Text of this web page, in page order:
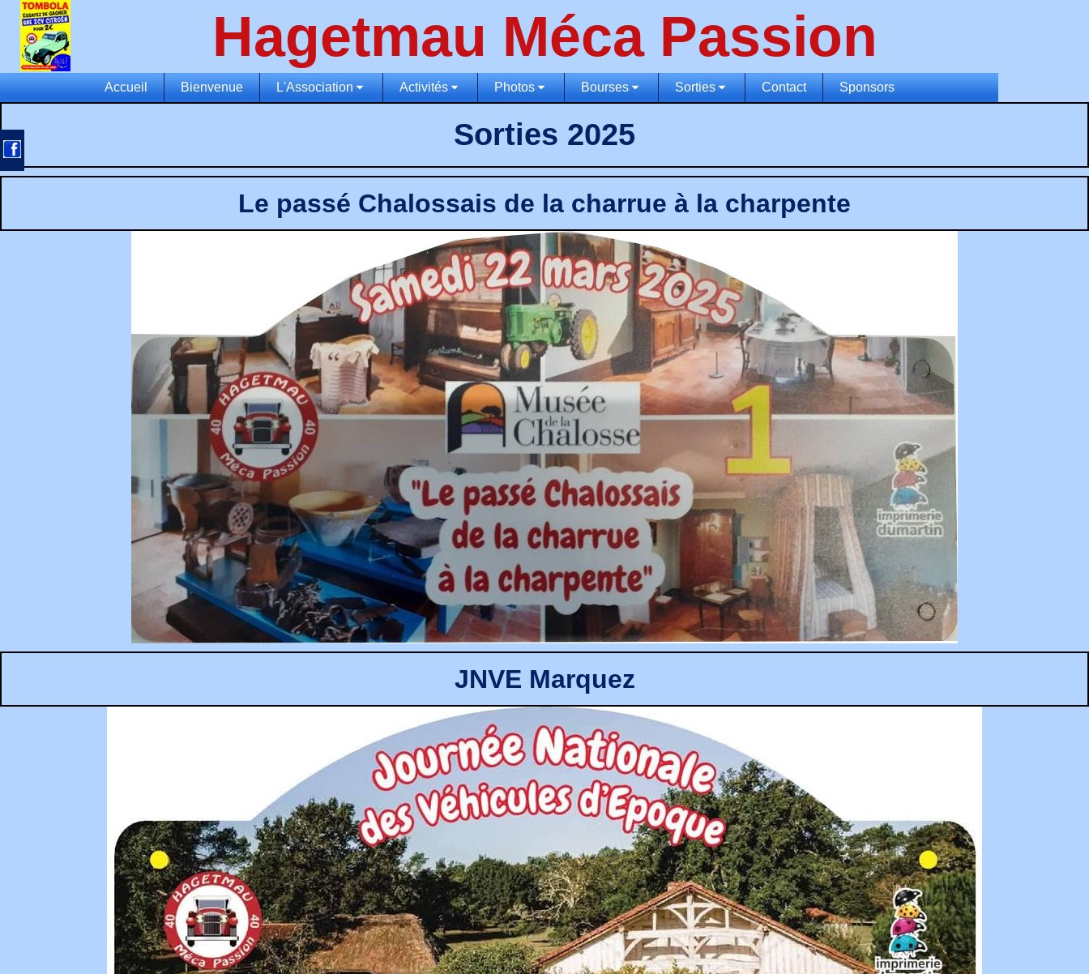
Hagetmau Méca Passion
Accueil Bienvenue L'Association Activités Photos Bourses Sorties Contact Sponsors
Sorties 2025
Le passé Chalossais de la charrue à la charpente
JNVE Marquez